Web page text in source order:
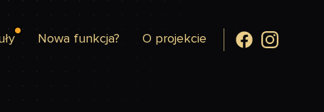
Nowa funkcja? O projekcie